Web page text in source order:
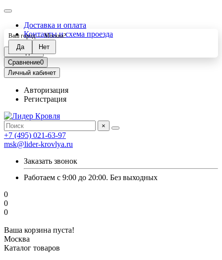
Доставка и оплата
Контакты и схема проезда
Закладки0
Сравнение0
Личный кабинет
Авторизация
Регистрация
×
+7 (495) 021-63-97
msk@lider-krovlya.ru
Заказать звонок
Работаем с 9:00 до 20:00. Без выходных
0
0
0
Ваша корзина пуста!
Москва
Ваш город —Москва?
Каталог товаров